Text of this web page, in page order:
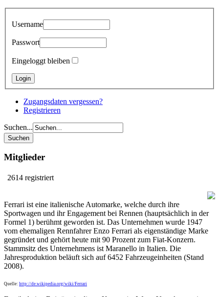
Username
Passwort
Eingeloggt bleiben
Zugangsdaten vergessen?
Registrieren
Suchen...
Mitglieder
2614 registriert
Ferrari ist eine italienische Automarke, welche durch ihre
Sportwagen und ihr Engagement bei Rennen (hauptsächlich in der
Formel 1) berühmt geworden ist. Das Unternehmen wurde 1947
vom ehemaligen Rennfahrer Enzo Ferrari als eigenständige Marke
gegründet und gehört heute mit 90 Prozent zum Fiat-Konzern.
Stammsitz des Unternehmens ist Maranello in Italien. Die
Jahresproduktion beläuft sich auf 6452 Fahrzeugeinheiten (Stand
2008).
Quelle: http://de.wikipedia.org/wiki/Ferrari